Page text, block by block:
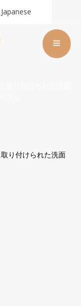
Japanese
り付けられた洗面